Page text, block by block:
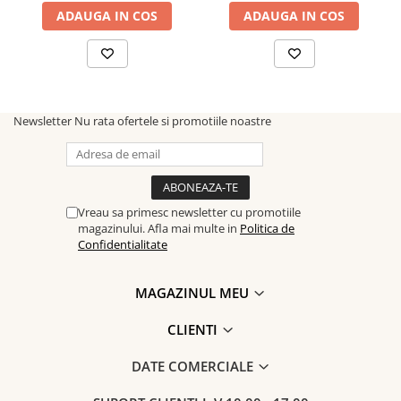
eleganță și rafinament!
ADAUGA IN COS ADAUGA IN COS
Newsletter Nu rata ofertele si promotiile noastre
Vreau sa primesc newsletter cu promotiile
magazinului. Afla mai multe in Politica de
Confidentialitate
MAGAZINUL MEU
CLIENTI
DATE COMERCIALE